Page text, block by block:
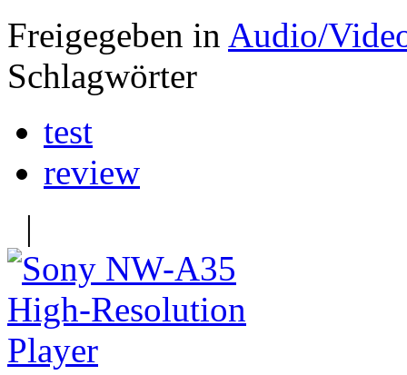
Freigegeben in Audio/
Schlagwörter
test
review
|